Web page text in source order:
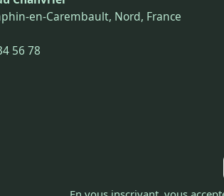
en-Carembault, Nord, France
56 78